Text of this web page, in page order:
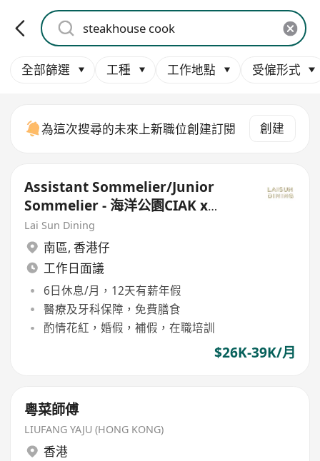
全部篩選 工種 工作地點 受僱形式
為這次搜尋的未來上新職位創建訂閱 創建
Assistant Sommelier/Junior
Sommelier - 海洋公園CIAK x
Prohibition Steakhouse & Bar
Lai Sun Dining
南區, 香港仔
工作日面議
6日休息/月，12天有薪年假
醫療及牙科保障，免費膳食
酌情花紅，婚假，補假，在職培訓
$26K-39K/月
粵菜師傅
LIUFANG YAJU (HONG KONG)
香港